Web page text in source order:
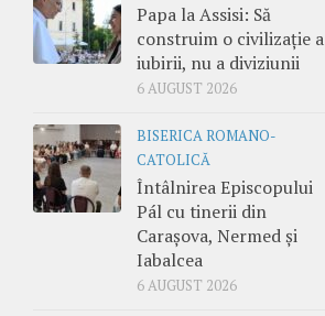
Papa la Assisi: Să
construim o civilizație a
iubirii, nu a diviziunii
6 AUGUST 2026
BISERICA ROMANO-
CATOLICĂ
Întâlnirea Episcopului
Pál cu tinerii din
Carașova, Nermed și
Iabalcea
6 AUGUST 2026